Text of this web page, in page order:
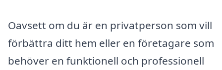
Oavsett om du är en privatperson som vill
förbättra ditt hem eller en företagare som
behöver en funktionell och professionell